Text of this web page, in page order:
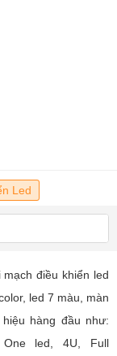
Led
điều khiển led
led 7 màu, màn
hàng đầu như:
One led, 4U, Full